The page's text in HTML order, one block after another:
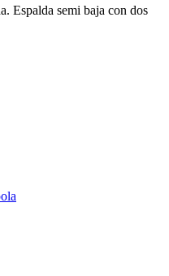
Espalda semi baja con dos